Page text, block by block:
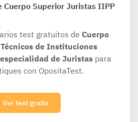
Cuerpo Superior Juristas IIPP
test gratuitos de Cuerpo
de Instituciones
de Juristaspara
con OpositaTest.
Ver test gratis